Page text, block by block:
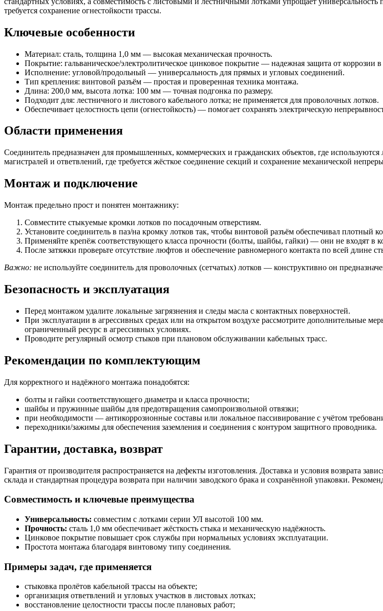
требуется сохранение огнестойкости трассы.
Ключевые особенности
Материал: сталь, толщина 1,0 мм — высокая механическая прочность.
Покрытие: гальваническое/электролитическое цинковое покрытие — надежная защита от коррозии
Исполнение: угловой/продольный — универсальность для прямых и угловых соединений.
Тип крепления: винтовой разъём — простая и проверенная техника монтажа.
Длина: 200,0 мм, высота лотка: 100 мм — точная подгонка по размеру.
Подходит для: лестничного и листового кабельного лотка; не применяется для проволочных лотков.
Обеспечивает целостность цепи (огнестойкость) — помогает сохранять электрическую
Области применения
Соединитель предназначен для промышленных, коммерческих и гражданских объектов, где
магистралей и ответвлений, где требуется жёсткое соединение секций и сохранение механической
Монтаж и подключение
Монтаж предельно прост и понятен монтажнику:
Совместите стыкуемые кромки лотков по посадочным отверстиям.
Установите соединитель в паз/на кромку лотков так, чтобы винтовой разъём обеспечивал плотный
Применяйте крепёж соответствующего класса прочности (болты, шайбы, гайки) — они не входят в
После затяжки проверьте отсутствие люфтов и обеспечение равномерного контакта по всей длине
Важно: не используйте соединитель для проволочных (сетчатых) лотков — конструктивно он
Безопасность и эксплуатация
Перед монтажом удалите локальные загрязнения и следы масла с контактных поверхностей.
При эксплуатации в агрессивных средах или на открытом воздухе рассмотрите дополнительные
ограниченный ресурс в агрессивных условиях.
Проводите регулярный осмотр стыков при плановом обслуживании кабельных трасс.
Рекомендации по комплектующим
Для корректного и надёжного монтажа понадобятся:
болты и гайки соответствующего диаметра и класса прочности;
шайбы и пружинные шайбы для предотвращения самопроизвольной отвязки;
при необходимости — антикоррозионные составы или локальное пассивирование с учётом
переходники/зажимы для обеспечения заземления и соединения с контуром защитного проводника.
Гарантии, доставка, возврат
Гарантия от производителя распространяется на дефекты изготовления. Доставка и условия возврата
склада и стандартная процедура возврата при наличии заводского брака и сохранённой упаковки.
Совместимость и ключевые преимущества
Универсальность: совместим с лотками серии УЛ высотой 100 мм.
Прочность: сталь 1,0 мм обеспечивает жёсткость стыка и механическую надёжность.
Цинковое покрытие повышает срок службы при нормальных условиях эксплуатации.
Простота монтажа благодаря винтовому типу соединения.
Примеры задач, где применяется
стыковка пролётов кабельной трассы на объекте;
организация ответвлений и угловых участков в листовых лотках;
восстановление целостности трассы после плановых работ;